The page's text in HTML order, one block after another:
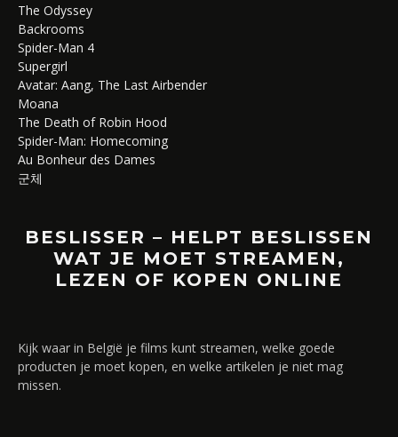
The Odyssey
Backrooms
Spider-Man 4
Supergirl
Avatar: Aang, The Last Airbender
Moana
The Death of Robin Hood
Spider-Man: Homecoming
Au Bonheur des Dames
군체
BESLISSER – HELPT BESLISSEN
WAT JE MOET STREAMEN,
LEZEN OF KOPEN ONLINE
Kijk waar in België je films kunt streamen, welke goede
producten je moet kopen, en welke artikelen je niet mag
missen.